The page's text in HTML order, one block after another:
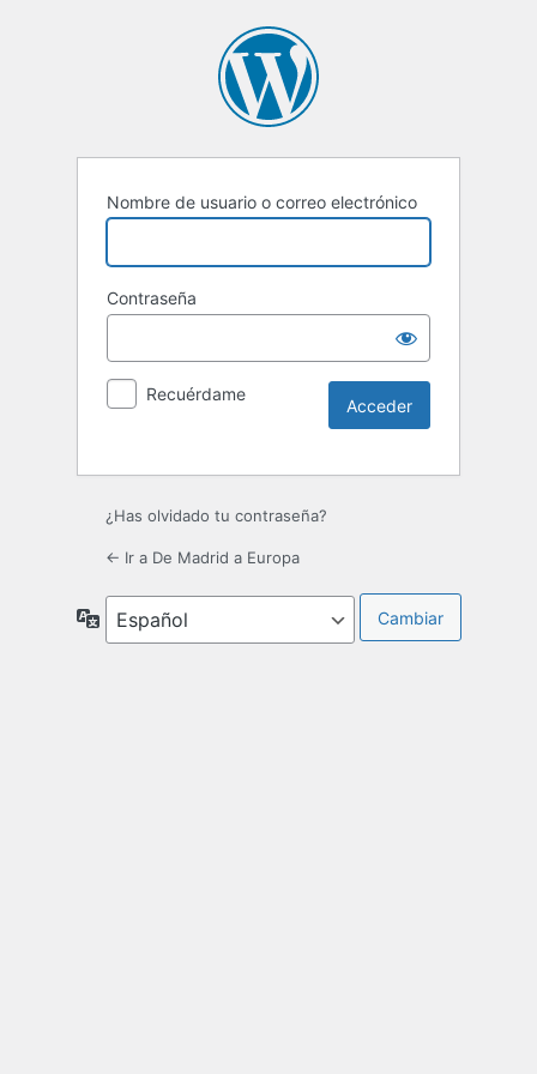
Nombre de usuario o correo electrónico
Contraseña
Recuérdame
¿Has olvidado tu contraseña?
← Ir a De Madrid a Europa
Idioma